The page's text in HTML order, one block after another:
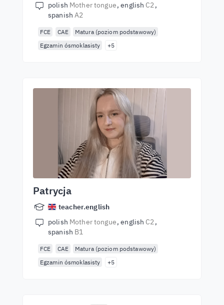
polish Mother tongue english C2
spanishA2
FCE CAE
Matura (poziom podstawowy)
Egzamin ósmoklasisty
+5
Patrycja
teacher.english
polish Mother tongue english C2
spanish B1
FCE CAE
Matura (poziom podstawowy)
Egzamin ósmoklasisty
+5